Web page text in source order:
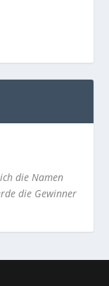
die Namen
die Gewinner